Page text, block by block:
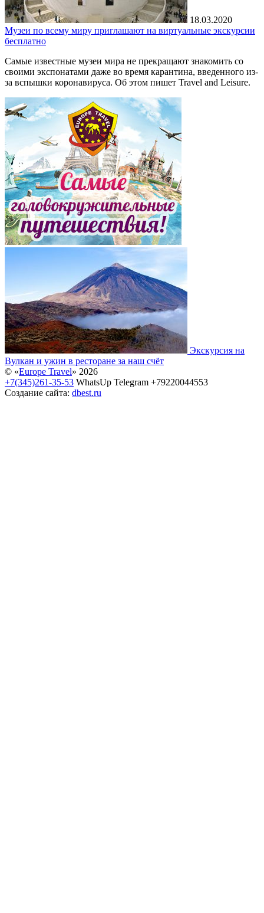
18.03.2020
Музеи по всему миру приглашают на виртуальные экскурсии
бесплатно
Самые известные музеи мира не прекращают знакомить со
своими экспонатами даже во время карантина, введенного из-
за вспышки коронавируса. Об этом пишет Travel and Leisure.
Экскурсия на
Вулкан и ужин в ресторане за наш счёт
© «Europe Travel» 2026
+7(345)261-35-53 WhatsUp Telegram +79220044553
Создание сайта: dbest.ru